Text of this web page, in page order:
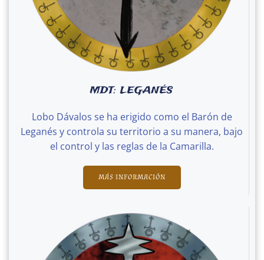
MDT: LEGANÉS
Lobo Dávalos se ha erigido como el Barón de
Leganés y controla su territorio a su manera, bajo
el control y las reglas de la Camarilla.
MÁS INFORMACIÓN